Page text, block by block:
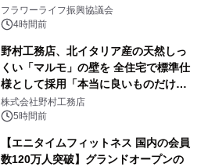
フラワーライフ振興協議会
4時間前
野村工務店、北イタリア産の天然しっ
くい「マルモ」の壁を 全住宅で標準仕
様として採用「本当に良いものだけに
こだわる」
株式会社野村工務店
5時間前
【エニタイムフィットネス 国内の会員
数120万人突破】グランドオープンの